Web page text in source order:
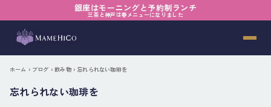
銀座はモーニングと予約制ランチ
三茶と神戸は春メニューになりました
ホーム › ブログ ›飲み物› 忘れられない珈琲を
忘れられない珈琲を